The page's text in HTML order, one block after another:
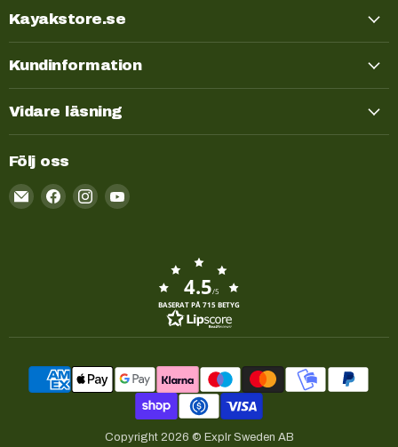
Kayakstore.se
Kundinformation
Vidare läsning
Följ oss
Email
Kayakstore.se
4.5/5
BASERAT PÅ 715 BETYG
Copyright 2026 © Explr Sweden AB